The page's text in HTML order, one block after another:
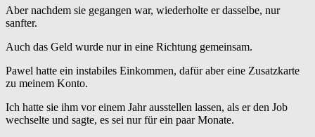
Aber nachdem sie gegangen war, wiederholte er dasselbe, nur
sanfter.
Auch das Geld wurde nur in eine Richtung gemeinsam.
Pawel hatte ein instabiles Einkommen, dafür aber eine Zusatzkarte
zu meinem Konto.
Ich hatte sie ihm vor einem Jahr ausstellen lassen, als er den Job
wechselte und sagte, es sei nur für ein paar Monate.